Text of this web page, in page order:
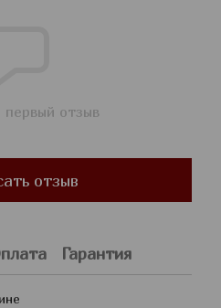
первый отзыв
отзыв
Гарантия